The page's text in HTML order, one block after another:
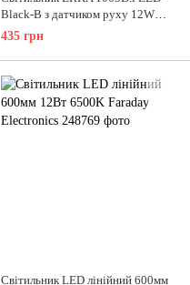
Вlack-В з датчиком руху 12W
4200K круглий чорний/білий Е27
435 грн
Cвітильник LED лінійний 600мм